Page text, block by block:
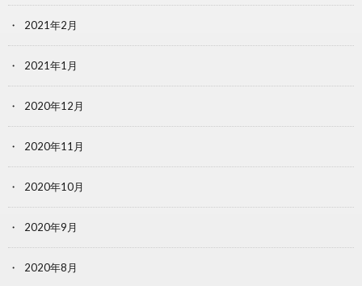
2021年2月
2021年1月
2020年12月
2020年11月
2020年10月
2020年9月
2020年8月